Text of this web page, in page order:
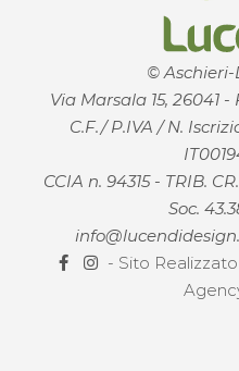
© Aschieri-
Via Marsala 15, 26041
C.F./ P.IVA / N.
CCIA n. 94315 - TRIB.
Soc.
- Sito